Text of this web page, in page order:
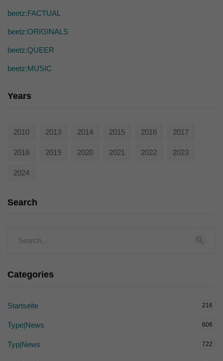
beetz:FACTUAL
beetz:ORIGINALS
beetz:QUEER
beetz:MUSIC
Years
2010 2013 2014 2015 2016 2017
2018 2019 2020 2021 2022 2023
2024
Search
Categories
Startseite 216
Type|News 606
Typ|News 722
Externe Medien (7)
Inhalte von Videoplattformen und Social-Media-Plattformen werden
werden, bedarf der Zugriff auf diese Inhalte keiner manuellen Einwilligung